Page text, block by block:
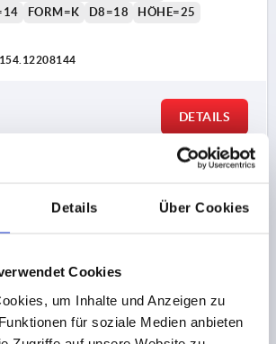
Details Über Cookies
Cookies
um Inhalte und Anzeigen zu
für soziale Medien anbieten
FORM=K D8=18
HÖHE=25
DETAILS